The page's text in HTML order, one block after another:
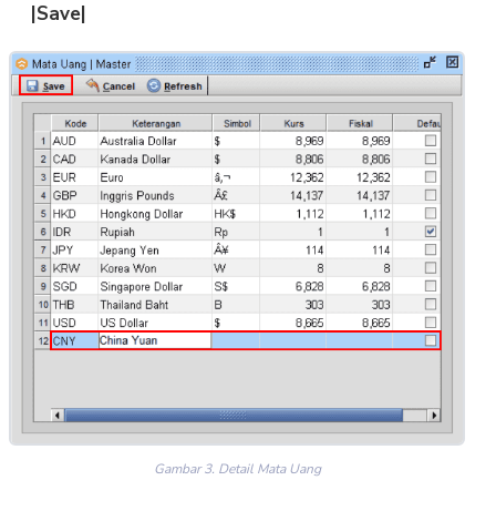
|Save|
Gambar 3. Detail Mata Uang